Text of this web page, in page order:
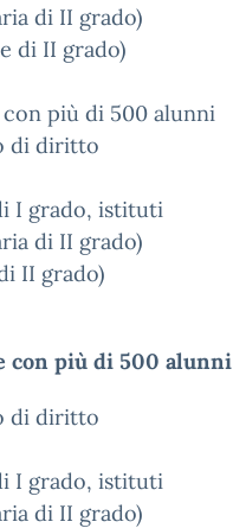
di II grado)
di II grado)
più di 500 alunni
di diritto
I grado, istituti
di II grado)
II grado)
con più di 500 alunni
di diritto
I grado, istituti
di II grado)